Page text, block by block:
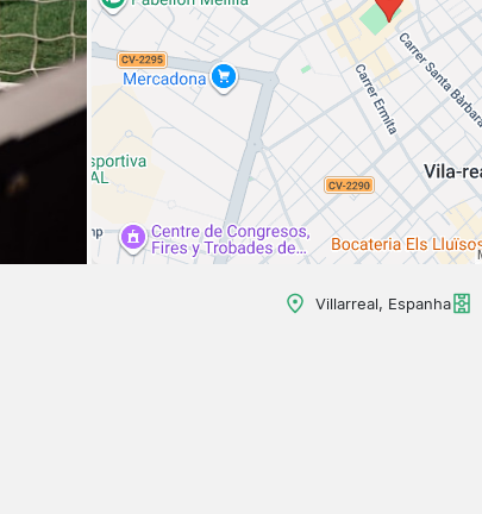
Villarreal, Espanha